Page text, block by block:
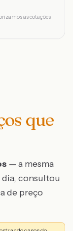
as cotações
que
— a mesma
dia, consultou
de preço